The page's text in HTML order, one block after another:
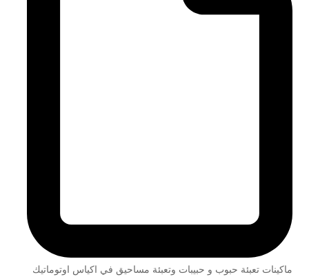
ماكينات تعبئة حبوب و حبيبات وتعبئة مساحيق في اكياس اوتوماتيك